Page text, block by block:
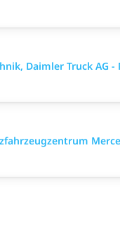
Daimler Truck AG